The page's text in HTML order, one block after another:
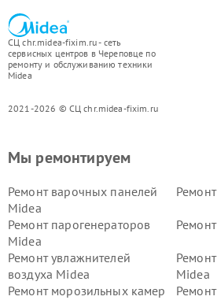
СЦ chr.midea-fixim.ru - сеть
сервисных центров в Череповце по
ремонту и обслуживанию техники
Midea
2021-2026 © СЦ chr.midea-fixim.ru
Мы ремонтируем
Ремонт варочных панелей
Midea
Ремонт парогенераторов
Midea
Ремонт увлажнителей
воздуха Midea
Midea
Ремонт морозильных камер